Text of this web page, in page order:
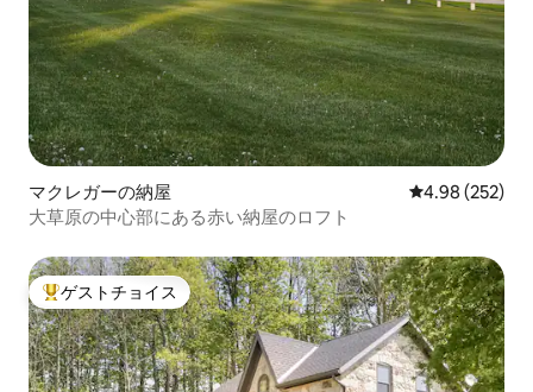
マクレガーの納屋 レビュー252
4.98 (252)
大草原の中心部にある赤い納屋のロフト
大好評のゲストチョイスです。
ゲストチョイス